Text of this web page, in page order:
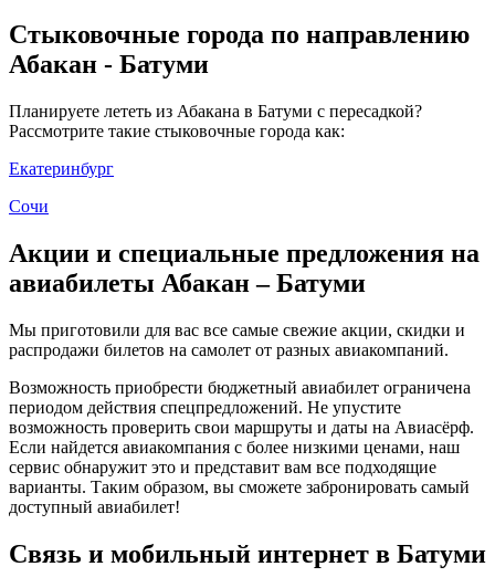
Стыковочные города по направлению
Абакан - Батуми
Планируете лететь из Абакана в Батуми с пересадкой?
Рассмотрите такие стыковочные города как:
Екатеринбург
Сочи
Акции и специальные предложения на
авиабилеты Абакан – Батуми
Мы приготовили для вас все самые свежие акции, скидки и
распродажи билетов на самолет от разных авиакомпаний.
Возможность приобрести бюджетный авиабилет ограничена
периодом действия спецпредложений. Не упустите
возможность проверить свои маршруты и даты на Авиасёрф.
Если найдется авиакомпания с более низкими ценами, наш
сервис обнаружит это и представит вам все подходящие
варианты. Таким образом, вы сможете забронировать самый
доступный авиабилет!
Связь и мобильный интернет в Батуми